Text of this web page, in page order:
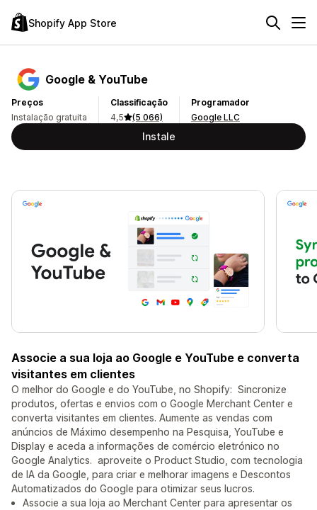
Shopify App Store
Google & YouTube
Preços
Instalação gratuita
Classificação
4,5
(5 066)
Programador
Google LLC
Instale
Associe a sua loja ao Google e YouTube e converta
visitantes em clientes
O melhor do Google e do YouTube, no Shopify: Sincronize
produtos, ofertas e envios com o Google Merchant Center e
converta visitantes em clientes. Aumente as vendas com
anúncios de Máximo desempenho na Pesquisa, YouTube e
Display e aceda a informações de comércio eletrónico no
Google Analytics. aproveite o Product Studio, com tecnologia
de IA da Google, para criar e melhorar imagens e Descontos
Automatizados do Google para otimizar seus lucros.
Associe a sua loja ao Merchant Center para apresentar os